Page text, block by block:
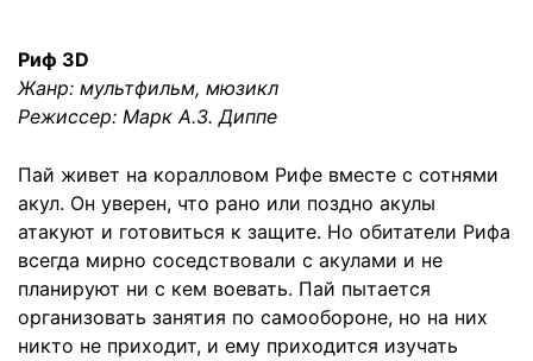
Риф 3D
Жанр: мультфильм, мюзикл
Режиссер: Марк А.З. Диппе
Пай живет на коралловом Рифе вместе с сотнями
акул. Он уверен, что рано или поздно акулы
атакуют и готовиться к защите. Но обитатели Рифа
всегда мирно соседствовали с акулами и не
планируют ни с кем воевать. Пай пытается
организовать занятия по самообороне, но на них
никто не приходит, и ему приходится изучать